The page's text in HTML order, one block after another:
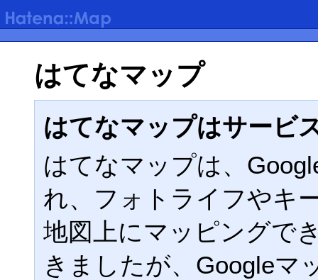
はてなマップ
はてなマップはサービ
はてなマップは、
れ、フォトライフやキ
地図上にマッピングで
きましたが、Googleマ